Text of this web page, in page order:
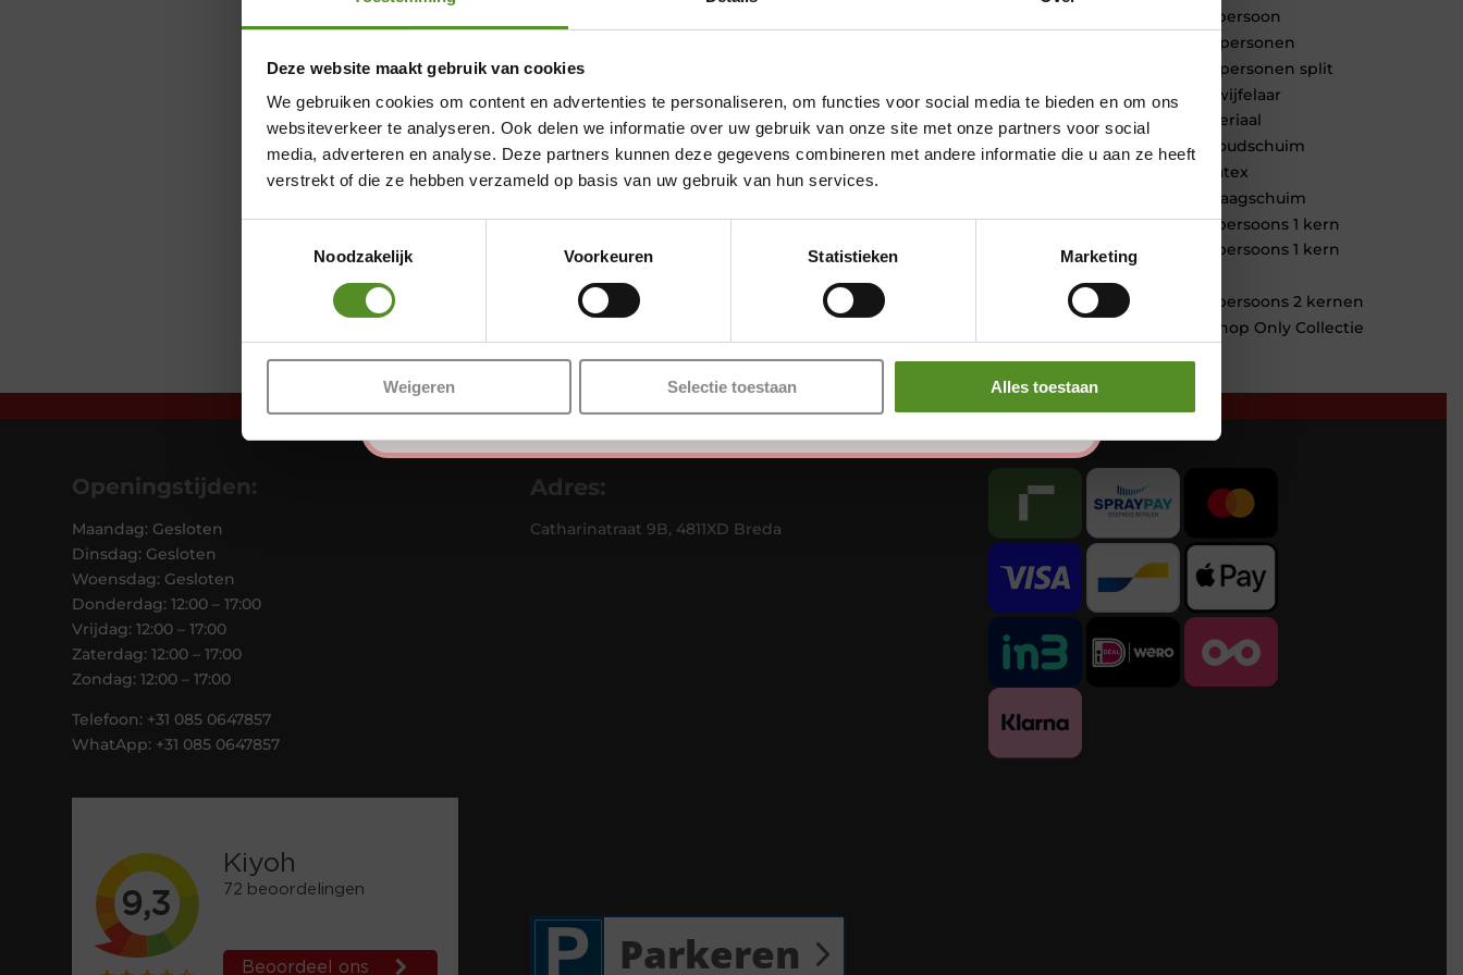
Deze website maakt gebruik van cookies
We gebruiken cookies om content en advertenties te personaliseren, om functies voor social media te bieden en om ons
websiteverkeer te analyseren. Ook delen we informatie over uw gebruik van onze site met onze partners voor social
media, adverteren en analyse. Deze partners kunnen deze gegevens combineren met andere informatie die u aan ze heeft
verstrekt of die ze hebben verzameld op basis van uw gebruik van hun services.
Noodzakelijk
Voorkeuren Statistieken Marketing
Weigeren Selectie toestaan Alles toestaan
1 persoon
2 personen
2 personen split
Twijfelaar
Materiaal
Koudschuim
Latex
Traagschuim
Tweepersoons 1 kern
Tweepersoons 1 kern
Tweepersoons 2 kernen
Webshop Only Collectie
Openingstijden:
Maandag: Gesloten
Dinsdag: Gesloten
Woensdag: Gesloten
Donderdag: 12:00 – 17:00
Vrijdag: 12:00 – 17:00
Zaterdag: 12:00 – 17:00
Zondag: 12:00 – 17:00
Telefoon: +31 085 0647857
WhatApp: +31 085 0647857
Adres:
Catharinatraat 9B, 4811XD Breda
Parkeren
Showroom Breda
Donderdag 12:00 – 17:00
Vrijdag 12:00 – 17:00
Zaterdag 12:00 – 17:00
Zondag 12:00 – 17:00